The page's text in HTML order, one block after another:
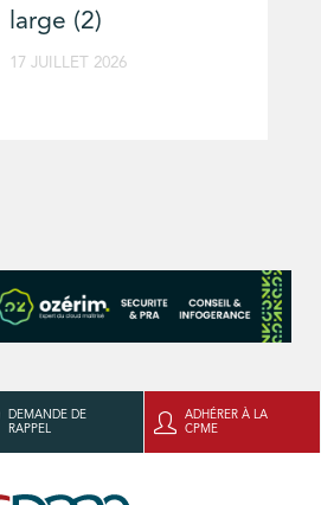
large (2)
17 JUILLET 2026
DEMANDE DE
RAPPEL
ADHÉRER À LA
CPME